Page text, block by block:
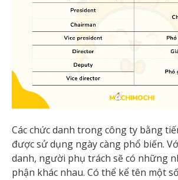
Các chức danh trong công ty bằng
được sử dụng ngày càng phổ biến.
danh, người phụ trách sẽ có những
phận khác nhau. Có thể kể tên một